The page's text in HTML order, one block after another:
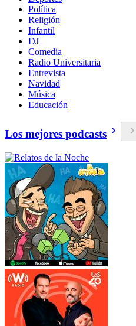
Política
Religión
Infantil
DJ
Comedia
Radio Universitaria
Entrevista
Navidad
Música
Educación
Los mejores podcasts